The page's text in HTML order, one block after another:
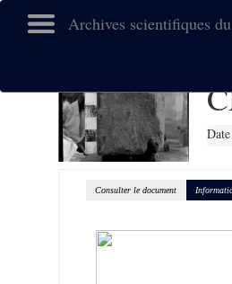
Archives scientifiques
Consulter le document